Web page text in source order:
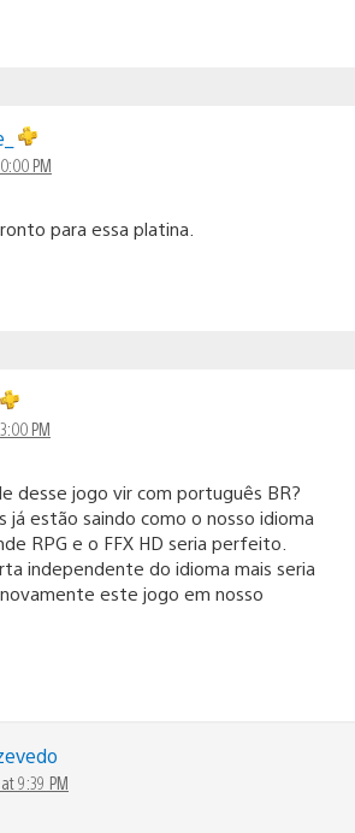
PM
para essa platina.
PM
desse jogo vir com português BR?
já estão saindo como o nosso idioma
RPG e o FFX HD seria perfeito.
independente do idioma mais seria
este jogo em nosso
9:39 PM